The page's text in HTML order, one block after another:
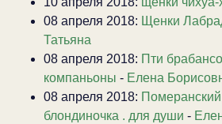
08 апреля 2018: Щенки
Татьяна
08 апреля 2018: Пти
компаньоны - Елена
08 апреля 2018:
блондиночка . для души -